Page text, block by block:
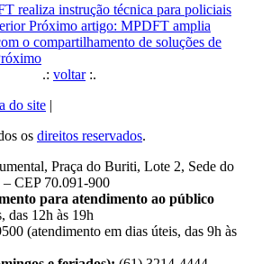
realiza instrução técnica para policiais
Próximo artigo: MPDFT amplia
o compartilhamento de soluções de
.: voltar:.
do site |
os direitos reservados.
Praça do Buriti, Lote 2, Sede do
CEP 70.091-900
para atendimento ao público
das 12h às 19h
(atendimento em dias úteis, das 9h às